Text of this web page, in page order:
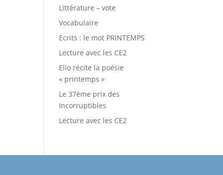
Littérature – vote
Vocabulaire
Ecrits : le mot PRINTEMPS
Lecture avec les CE2
Elio récite la poésie
« printemps »
Le 37ème prix des
Incorruptibles
Lecture avec les CE2